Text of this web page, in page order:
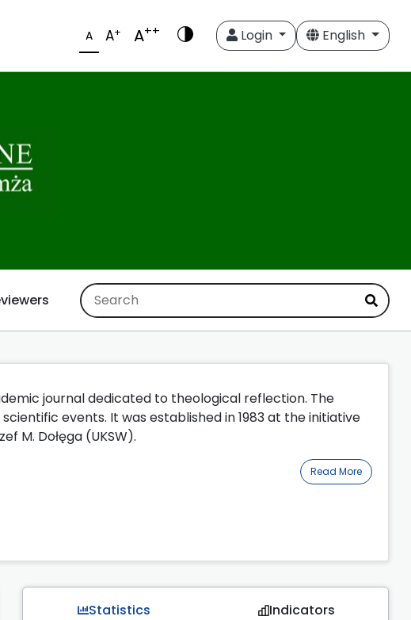
A A+ A++ Login English
journal dedicated to theological reflection. The
events. It was established in 1983 at the initiative
M. Dołęga (UKSW).
Read More
Statistics Indicators